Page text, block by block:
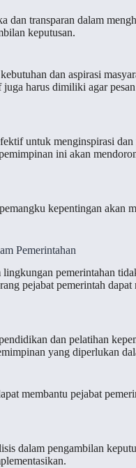
dan transparan dalam
keputusan.
dan aspirasi
harus dimiliki agar
untuk menginspirasi
ini akan
kepentingan akan
Pemerintahan
pemerintahan
pejabat pemerintah
dan pelatihan
yang diperlukan
membantu pejabat
dalam pengambilan